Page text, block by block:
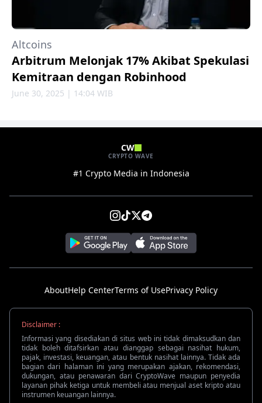
Altcoins
Arbitrum Melonjak 17% Akibat Spekulasi
Kemitraan dengan Robinhood
June 30, 2025 | 14:04 WIB
CW
CRYPTO WAVE
#1 Crypto Media in Indonesia
AboutHelp CenterTerms of UsePrivacy Policy
Disclaimer :
Informasi yang disediakan di situs web ini tidak dimaksudkan dan
tidak boleh ditafsirkan atau dianggap sebagai nasihat hukum,
pajak, investasi, keuangan, atau bentuk nasihat lainnya. Tidak ada
bagian dari halaman ini yang merupakan ajakan, rekomendasi,
dukungan, atau penawaran dari CryptoWave maupun penyedia
layanan pihak ketiga untuk membeli atau menjual aset kripto atau
instrumen keuangan lainnya.